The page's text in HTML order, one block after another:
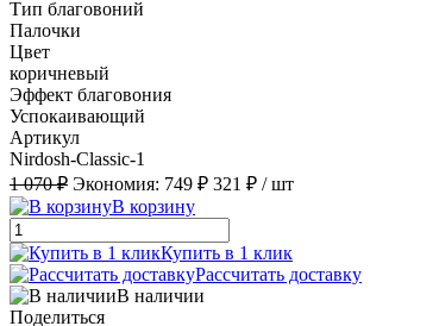
Тип благовоний
Палочки
Цвет
коричневый
Эффект благовония
Успокаивающий
Артикул
Nirdosh-Classic-1
1 070 ₽ Экономия: 749 ₽ 321 ₽ / шт
В корзину
Купить в 1 клик
Рассчитать доставку
В наличии
Поделиться